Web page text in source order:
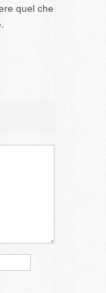
quel che